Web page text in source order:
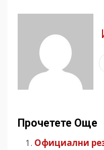
Прочетете Още
Официални